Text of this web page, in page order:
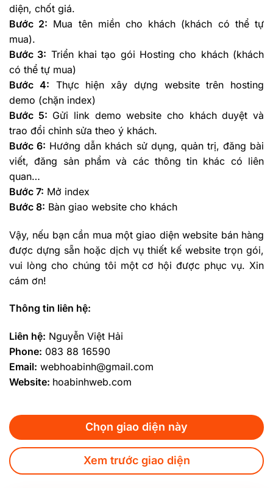
diện, chốt giá.
Bước 2: Mua tên miền cho khách (khách có thể tự
mua).
Bước 3: Triển khai tạo gói Hosting cho khách (khách
có thể tự mua)
Bước 4: Thực hiện xây dựng website trên hosting
demo (chặn index)
Bước 5: Gửi link demo website cho khách duyệt và
trao đổi chỉnh sửa theo ý khách.
Bước 6: Hướng dẫn khách sử dụng, quản trị, đăng bài
viết, đăng sản phẩm và các thông tin khác có liên
quan…
Bước 7: Mở index
Bước 8: Bàn giao website cho khách
Vậy, nếu bạn cần mua một giao diện website bán hàng
được dựng sẵn hoặc dịch vụ thiết kế website trọn gói,
vui lòng cho chúng tôi một cơ hội được phục vụ. Xin
cám ơn!
Thông tin liên hệ:
Liên hệ: Nguyễn Việt Hải
Phone: 083 88 16590
Email: webhoabinh@gmail.com
Website: hoabinhweb.com
Chọn giao diện này
Xem trước giao diện